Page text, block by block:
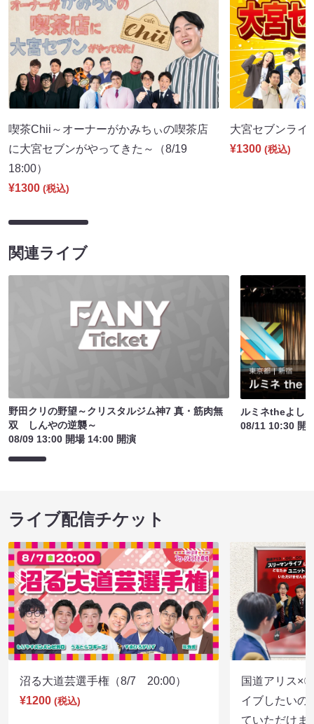
喫茶Chii～オーナーがかみちぃの喫茶店
に大宮セブンがやってきた～（8/19
18:00）
¥1300 (税込)
大宮セブンラ
¥1300 (税込)
関連ライブ
野田クリの野望～クリスタルジム神7 真・筋肉無
双 しんやの逆襲～
08/09 13:00 開場 14:00 開演
ルミネtheよし
08/11 10:30 開
ライブ配信チケット
沼る大道芸選手権（8/7 20:00）
¥1200 (税込)
国道アリス×
イブしたいの
ていただけ